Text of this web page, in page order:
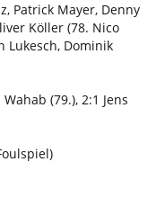
Patrick Mayer, Denny
Köller (78. Nico
Lukesch, Dominik
(79.), 2:1 Jens